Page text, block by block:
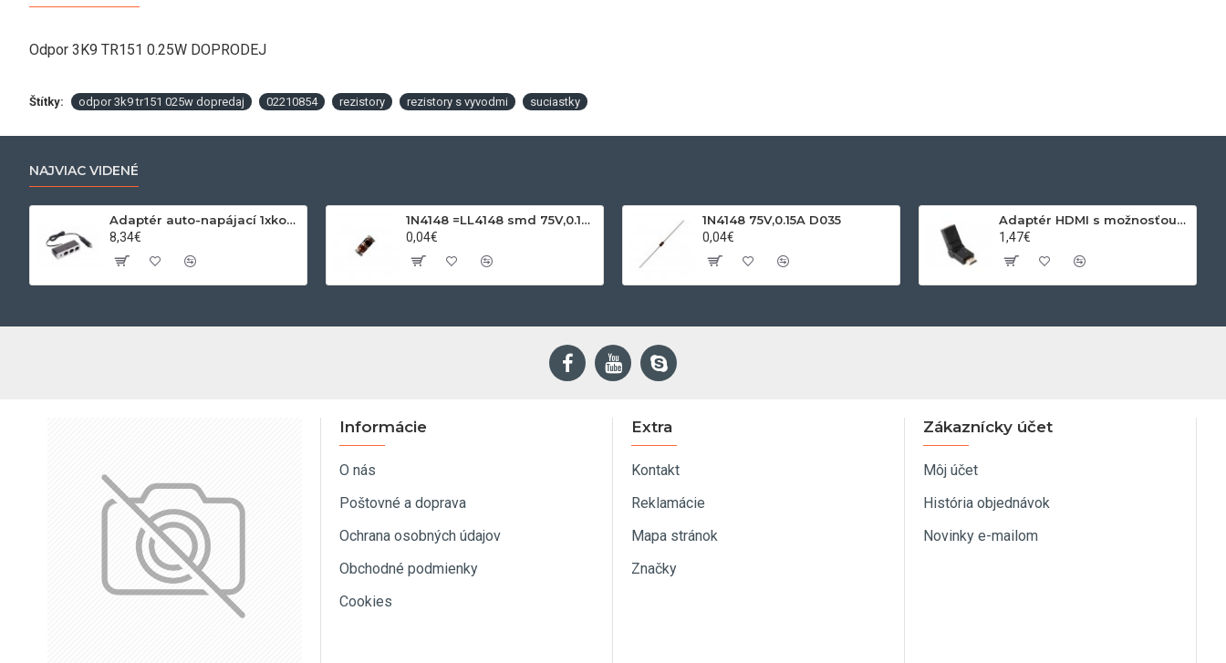
Odpor 3K9 TR151 0.25W DOPRODEJ
Štítky: odpor 3k9 tr151 025w dopredaj 02210854 rezistory rezistory s vyvodmi suciastky
NAJVIAC VIDENÉ
Adaptér auto-napájací 1xkon./3x zdierka- 12/24V, USB 1000mA
8,34€
1N4148 =LL4148 smd 75V,0.15A SOD80C
0,04€
1N4148 75V,0.15A D035
0,04€
Adaptér HDMI s možnosťou otáčania
1,47€
Informácie
O nás
Poštovné a doprava
Ochrana osobných údajov
Obchodné podmienky
Cookies
Extra
Kontakt
Reklamácie
Mapa stránok
Značky
Zákaznícky účet
Môj účet
História objednávok
Novinky e-mailom